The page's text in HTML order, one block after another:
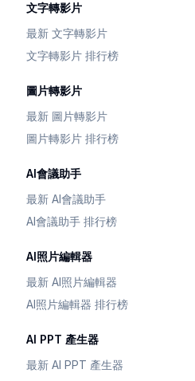
文字轉影片
最新 文字轉影片
文字轉影片 排行榜
圖片轉影片
最新 圖片轉影片
圖片轉影片 排行榜
AI會議助手
最新 AI會議助手
AI會議助手 排行榜
AI照片編輯器
最新 AI照片編輯器
AI照片編輯器 排行榜
AI PPT 產生器
最新 AI PPT 產生器